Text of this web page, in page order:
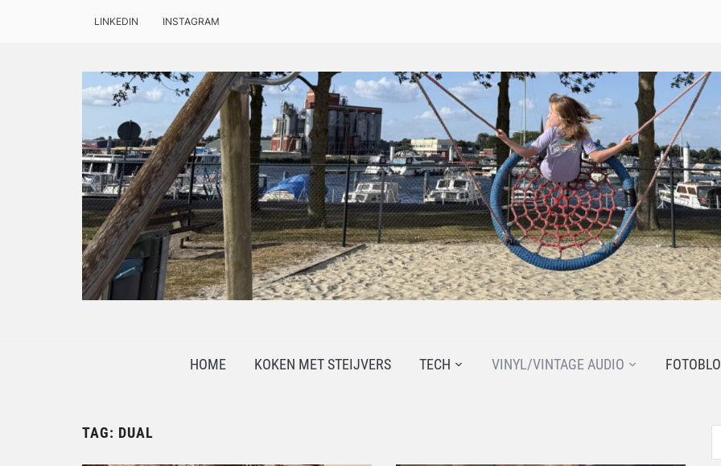
LINKEDIN INSTAGRAM
HOME KOKEN MET STEIJVERS TECH VINYL/VINTAGE AUDIO
TAG: DUAL